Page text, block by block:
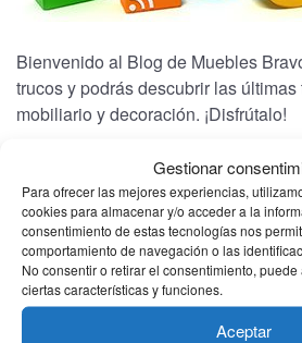
Gestionar
Para ofrecer las mejores experiencias,
cookies para almacenar y/o acceder a la
consentimiento de estas tecnologías nos
comportamiento de navegación o las
No consentir o retirar el consentimiento,
ciertas características y funciones.
Aceptar
Bienvenido al Blog de Muebles
trucos y podrás descubrir las
mobiliario y decoración. ¡Disfrútalo!
CATEGORÍAS
Bienestar(1)
Electrodomesticos(1)